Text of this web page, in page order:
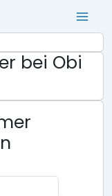
bei Obi